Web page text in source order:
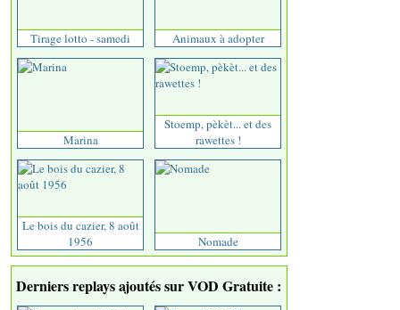
Tirage lotto - samedi Animaux à adopter
Marina
Stoemp, pèkèt... et des
rawettes !
Le bois du cazier, 8 août
1956
Nomade
Derniers replays ajoutés sur VOD Gratuite :